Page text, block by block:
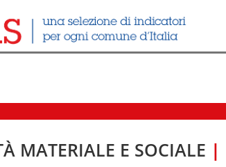
MATERIALE E SOCIALE |